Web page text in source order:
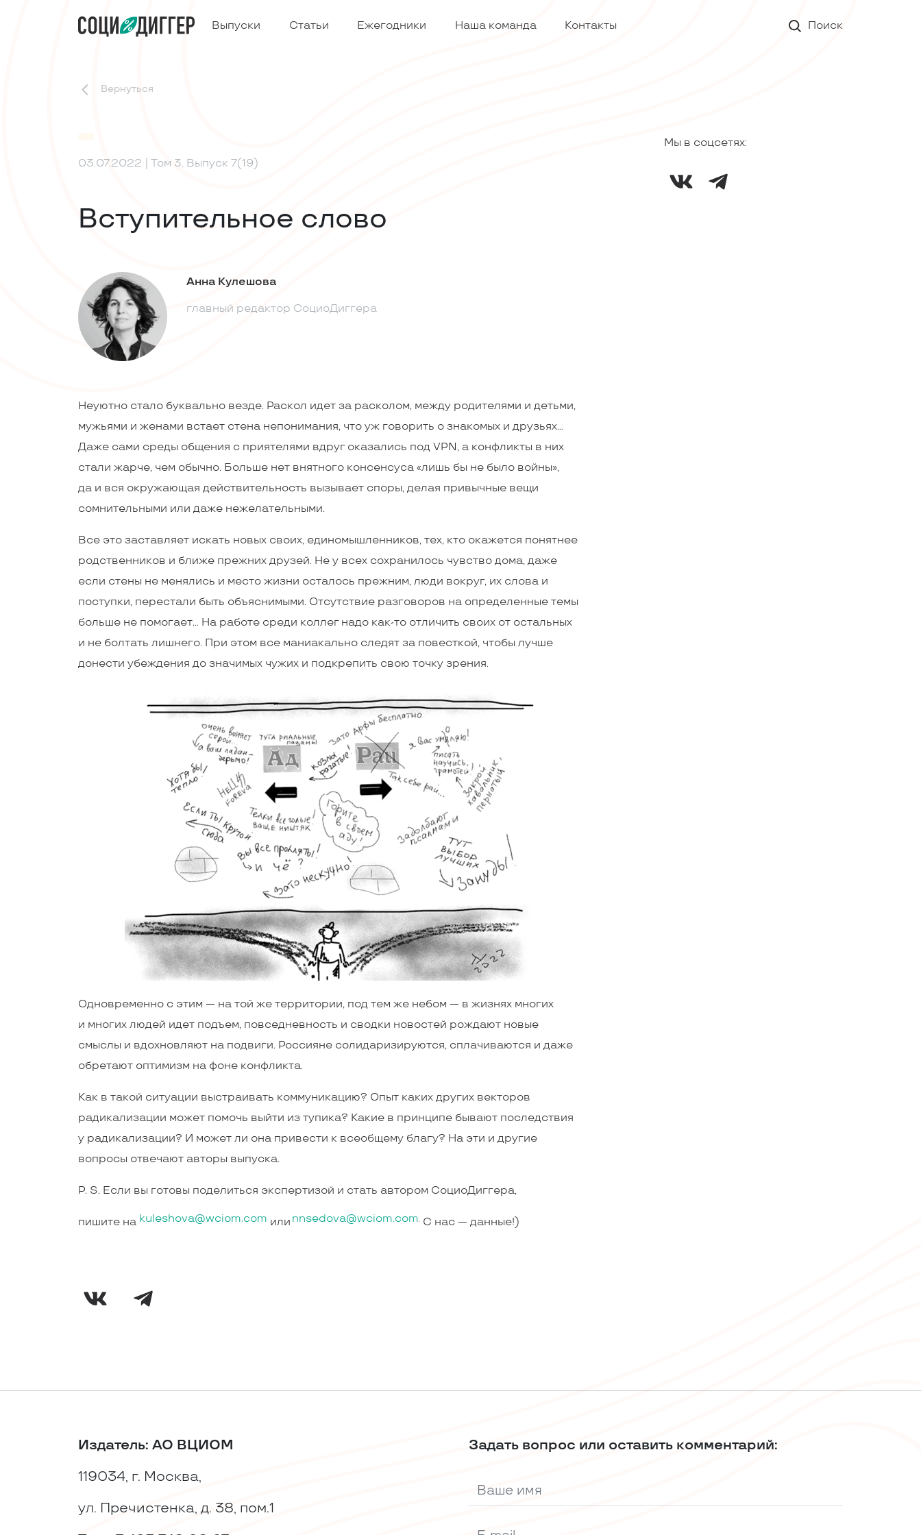
Выпуски Статьи Ежегодники Наша команда Контакты Поиск
Вернуться
03.07.2022 | Том 3. Выпуск 7(19)
Вступительное слово
Анна Кулешова
главный редактор СоциоДиггера
Неуютно стало буквально везде. Раскол идет за расколом, между родителями и детьми,
мужьями и женами встает стена непонимания, что уж говорить о знакомых и друзьях…
Даже сами среды общения с приятелями вдруг оказались под VPN, а конфликты в них
стали жарче, чем обычно. Больше нет внятного консенсуса «лишь бы не было вой­ны»,
да и вся окружающая действительность вызывает споры, делая привычные вещи
сомнительными или даже нежелательными.
Все это заставляет искать новых своих, единомышленников, тех, кто окажется понятнее
родственников и ближе прежних друзей. Не у всех сохранилось чувство дома, даже
если стены не менялись и место жизни осталось прежним, люди вокруг, их слова и
поступки, перестали быть объяснимыми. Отсутствие разговоров на определенные темы
больше не помогает… На работе среди коллег надо ­как-то отличить своих от остальных
и не болтать лишнего. При этом все маниакально следят за повесткой, чтобы лучше
донести убеждения до значимых чужих и подкрепить свою точку зрения.
Одновременно с этим — на той же территории, под тем же небом — в жизнях многих
и многих людей идет подъем, повседневность и сводки новостей рождают новые
смыслы и вдохновляют на подвиги. Россияне солидаризируются, сплачиваются и даже
обретают оптимизм на фоне конфликта.
Как в такой ситуации выстраивать коммуникацию? Опыт каких других векторов
радикализации может помочь выйти из тупика? Какие в принципе бывают последствия
у радикализации? И может ли она привести к всеобщему благу? На эти и другие
вопросы отвечают авторы выпуска.
P. S. Если вы готовы поделиться экспертизой и стать автором СоциоДиггера,
пишите на kuleshova@wciom.com или nnsedova@wciom.com. С нас — данные!)
Мы в соцсетях:
Издатель: АО ВЦИОМ
119034, г. Москва,
ул. Пречистенка, д. 38, пом.1
Задать вопрос или оставить комментарий: